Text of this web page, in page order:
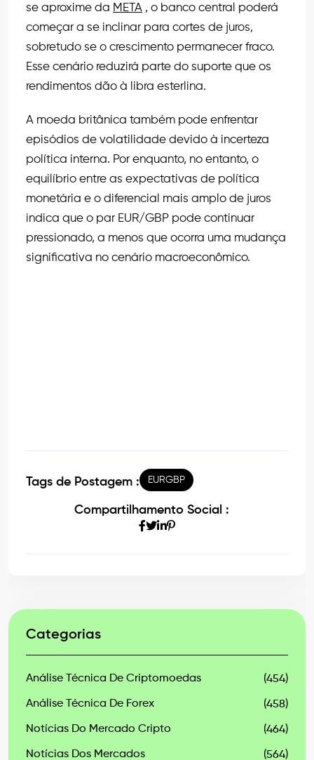
se aproxime da META , o banco central poderá
começar a se inclinar para cortes de juros,
sobretudo se o crescimento permanecer fraco.
Esse cenário reduzirá parte do suporte que os
rendimentos dão à libra esterlina.
A moeda britânica também pode enfrentar
episódios de volatilidade devido à incerteza
política interna. Por enquanto, no entanto, o
equilíbrio entre as expectativas de política
monetária e o diferencial mais amplo de juros
indica que o par EUR/GBP pode continuar
pressionado, a menos que ocorra uma mudança
significativa no cenário macroeconômico.
Tags de Postagem : EURGBP
Compartilhamento Social :
Categorias
Análise Técnica De Criptomoedas (454)
Análise Técnica De Forex (458)
Notícias Do Mercado Cripto (464)
Notícias Dos Mercados (564)